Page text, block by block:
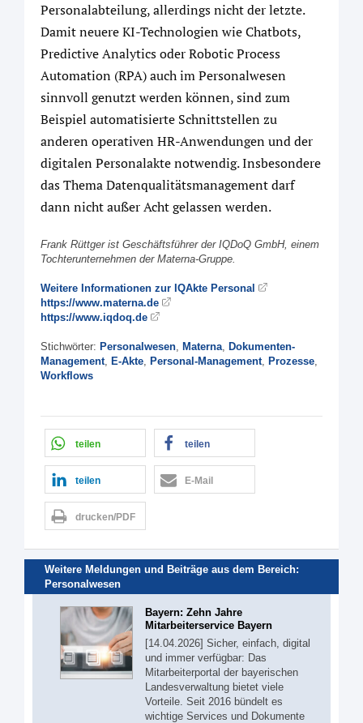
Personalabteilung, allerdings nicht der letzte.
Damit neuere KI-Technologien wie Chatbots,
Predictive Analytics oder Robotic Process
Automation (RPA) auch im Personalwesen
sinnvoll genutzt werden können, sind zum
Beispiel automatisierte Schnittstellen zu
anderen operativen HR-Anwendungen und der
digitalen Personalakte notwendig. Insbesondere
das Thema Datenqualitätsmanagement darf
dann nicht außer Acht gelassen werden.
Frank Rüttger ist Geschäftsführer der IQDoQ GmbH, einem
Tochterunternehmen der Materna-Gruppe.
Weitere Informationen zur IQAkte Personal
https://www.materna.de
https://www.iqdoq.de
Stichwörter: Personalwesen, Materna, Dokumenten-
Management, E-Akte, Personal-Management, Prozesse,
Workflows
teilen teilen
teilen E-Mail
drucken/PDF
Weitere Meldungen und Beiträge aus dem Bereich:
Personalwesen
Bayern: Zehn Jahre
Mitarbeiterservice Bayern
[14.04.2026] Sicher, einfach, digital
und immer verfügbar: Das
Mitarbeiterportal der bayerischen
Landesverwaltung bietet viele
Vorteile. Seit 2016 bündelt es
wichtige Services und Dokumente